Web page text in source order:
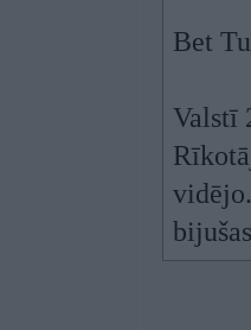
Bet
Valstī